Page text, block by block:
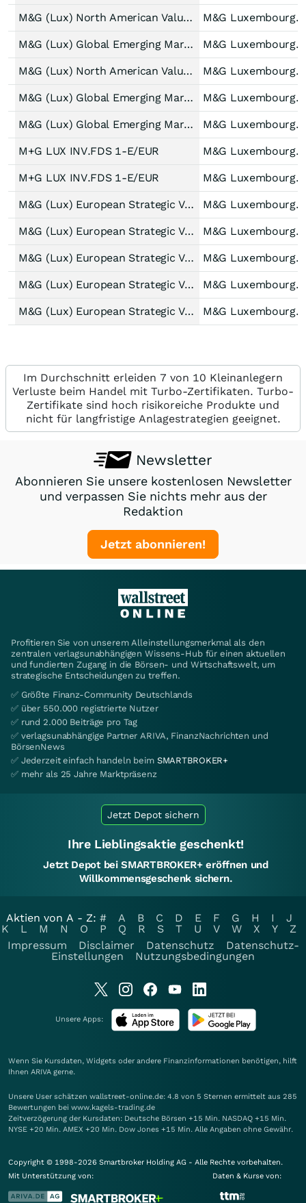
M&G (Lux) North American Value Fund USD C Acc M&G Luxembourg S.A.
M&G (Lux) Global Emerging Markets Fund EUR A-H Acc M&G Luxembourg S.A.
M&G (Lux) North American Value Fund USD A Acc M&G Luxembourg S.A.
M&G (Lux) Global Emerging Markets Fund CHF C-H Acc M&G Luxembourg S.A.
M&G (Lux) Global Emerging Markets Fund CHF A-H Acc M&G Luxembourg S.A.
M+G LUX INV.FDS 1-E/EUR M&G Luxembourg S.A.
M+G LUX INV.FDS 1-E/EUR M&G Luxembourg S.A.
M&G (Lux) European Strategic Value Fund EUR CI dist M&G Luxembourg S.A.
M&G (Lux) European Strategic Value Fund EUR C dist M&G Luxembourg S.A.
M&G (Lux) European Strategic Value Fund EUR C Acc M&G Luxembourg S.A.
M&G (Lux) European Strategic Value Fund USD C Acc M&G Luxembourg S.A.
M&G (Lux) European Strategic Value Fund EUR A dist M&G Luxembourg S.A.
Im Durchschnitt erleiden 7 von 10 Kleinanlegern
Verluste beim Handel mit Turbo-Zertifikaten. Turbo-
Zertifikate sind hoch risikoreiche Produkte und
nicht für langfristige Anlagestrategien geeignet.
Newsletter
Abonnieren Sie unsere kostenlosen Newsletter
und verpassen Sie nichts mehr aus der
Redaktion
Jetzt abonnieren!
Profitieren Sie von unserem Alleinstellungsmerkmal als den
zentralen verlagsunabhängigen Wissens-Hub für einen aktuellen
und fundierten Zugang in die Börsen- und Wirtschaftswelt, um
strategische Entscheidungen zu treffen.
✅ Größte Finanz-Community Deutschlands
✅ über 550.000 registrierte Nutzer
✅ rund 2.000 Beiträge pro Tag
✅ verlagsunabhängige Partner ARIVA, FinanzNachrichten und
BörsenNews
✅ Jederzeit einfach handeln beim SMARTBROKER+
✅ mehr als 25 Jahre Marktpräsenz
Jetzt Depot sichern
Ihre Lieblingsaktie geschenkt!
Jetzt Depot bei SMARTBROKER+ eröffnen und
Willkommensgeschenk sichern.
Aktien von A - Z: # A B C D E F G H I
J
K
L M N O P Q R S T U V W X Y
Z
Impressum
Disclaimer Datenschutz
Datenschutz-
Einstellungen
Nutzungsbedingungen
Unsere Apps:
Wenn Sie Kursdaten, Widgets oder andere Finanzinformationen benötigen, hilft
Ihnen ARIVA gerne.
Unsere User schätzen wallstreet-online.de: 4.8 von 5 Sternen ermittelt aus 285
Bewertungen bei www.kagels-trading.de
Zeitverzögerung der Kursdaten: Deutsche Börsen +15 Min. NASDAQ +15 Min.
NYSE +20 Min. AMEX +20 Min. Dow Jones +15 Min. Alle Angaben ohne Gewähr.
Copyright © 1998-2026 Smartbroker Holding AG - Alle Rechte vorbehalten.
Mit Unterstützung von:
Daten & Kurse von: